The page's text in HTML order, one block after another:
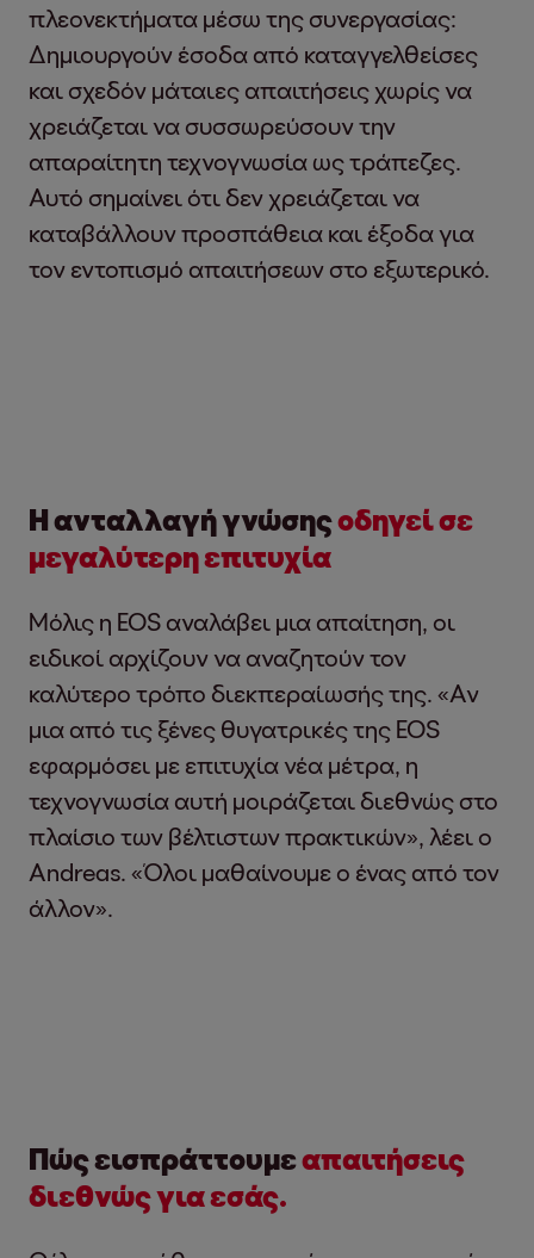
πλεονεκτήματα μέσω της συνεργασίας:
Δημιουργούν έσοδα από καταγγελθείσες
και σχεδόν μάταιες απαιτήσεις χωρίς να
χρειάζεται να συσσωρεύσουν την
απαραίτητη τεχνογνωσία ως τράπεζες.
Αυτό σημαίνει ότι δεν χρειάζεται να
καταβάλλουν προσπάθεια και έξοδα για
τον εντοπισμό απαιτήσεων στο εξωτερικό.
Η ανταλλαγή γνώσηςοδηγεί σε
μεγαλύτερη επιτυχία
Μόλις η EOS αναλάβει μια απαίτηση, οι
ειδικοί αρχίζουν να αναζητούν τον
καλύτερο τρόπο διεκπεραίωσής της. «Αν
μια από τις ξένες θυγατρικές της EOS
εφαρμόσει με επιτυχία νέα μέτρα, η
τεχνογνωσία αυτή μοιράζεται διεθνώς στο
πλαίσιο των βέλτιστων πρακτικών», λέει ο
Andreas. «Όλοι μαθαίνουμε ο ένας από τον
άλλον».
Πώς εισπράττουμεαπαιτήσεις
διεθνώς για εσάς.